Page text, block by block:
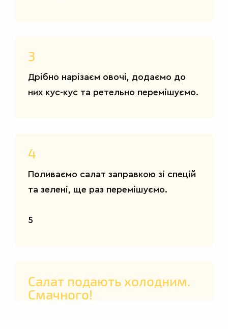
3
Дрібно нарізаєм овочі, додаємо до
них кус-кус та ретельно перемішуємо.
4
Поливаємо салат заправкою зі спецій
та зелені, ще раз перемішуємо.
5
Салат подають холодним.
Смачного!